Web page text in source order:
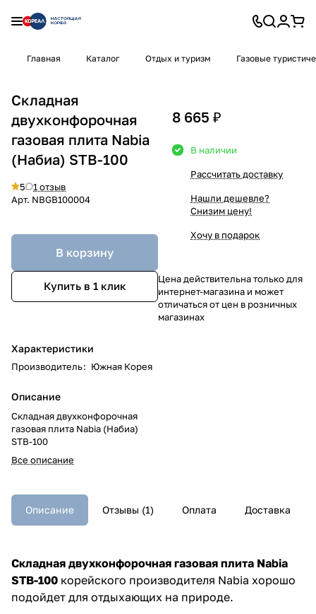
Главная Каталог Отдых и туризм Газовые
Складная
двухконфорочная
газовая плита Nabia
(Набиа) STB-100
5
1 отзыв
Арт. NBGB100004
В корзину
Купить в 1 клик
Характеристики
Производитель: Южная Корея
Описание
Складная двухконфорочная
газовая плита Nabia (Набиа)
STB-100
Все описание
8 665 ₽
В наличии
Рассчитать доставку
Нашли дешевле?
Снизим цену!
Хочу в подарок
Цена действительна только для
интернет-магазина и может
отличаться от цен в розничных
магазинах
Описание Отзывы (1) Оплата Доставка
Складная двухконфорочная газовая плита Nabia
STB-100 корейского производителя Nabia хорошо
подойдет для отдыхающих на природе.